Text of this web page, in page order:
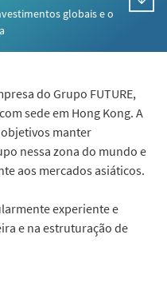
globais e o
do Grupo FUTURE,
sede em Hong Kong. A
manter
nessa zona do mundo e
aos mercados asiáticos.
experiente e
e na estruturação de